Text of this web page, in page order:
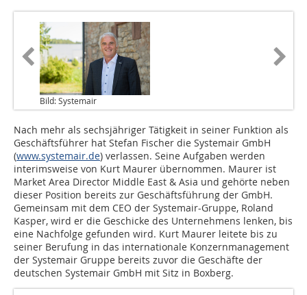
Bild: Systemair
Nach mehr als sechsjähriger Tätigkeit in seiner Funktion als
Geschäftsführer hat Stefan Fischer die Systemair GmbH
(www.systemair.de) verlassen. Seine Aufgaben werden
interimsweise von Kurt Maurer übernommen. Maurer ist
Market Area Director Middle East & Asia und gehörte neben
dieser Position bereits zur Geschäftsführung der GmbH.
Gemeinsam mit dem CEO der Systemair-Gruppe, Roland
Kasper, wird er die Geschicke des Unternehmens lenken, bis
eine Nachfolge gefunden wird. Kurt Maurer leitete bis zu
seiner Berufung in das internationale Konzernmanagement
der Systemair Gruppe bereits zuvor die Geschäfte der
deutschen Systemair GmbH mit Sitz in Boxberg.